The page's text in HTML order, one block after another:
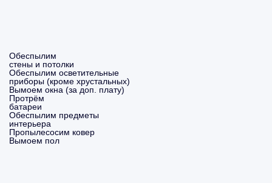
Обеспылим
стены и потолки
Обеспылим осветительные
приборы (кроме хрустальных)
Вымоем окна (за доп. плату)
Протрём
батареи
Обеспылим предметы
интерьера
Пропылесосим ковер
Вымоем пол